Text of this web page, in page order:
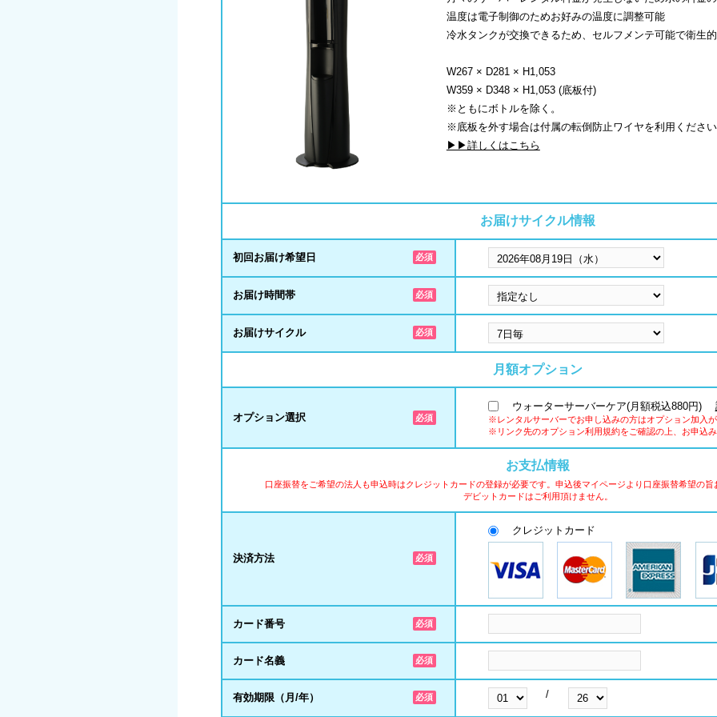
温度は電子制御のためお好みの温度に調整可能
冷水タンクが交換できるため、セルフメンテ可能で衛生的
W267 × D281 × H1,053
W359 × D348 × H1,053 (底板付)
※ともにボトルを除く。
※底板を外す場合は付属の転倒防止ワイヤを利用くださ
▶▶詳しくはこちら
お届けサイクル情報
初回お届け希望日
お届け時間帯
お届けサイクル
月額オプション
オプション選択
ウォーターサーバーケア(月額税込880円)
※レンタルサーバーでお申し込みの方はオプション加入
※リンク先のオプション利用規約をご確認の上、お申込
お支払情報
口座振替をご希望の法人も申込時はクレジットカードの登録が必要です。申込後マイページより口座振替希望の
デビットカードはご利用頂けません。
決済方法
クレジットカード
カード番号
カード名義
有効期限（月/年） /